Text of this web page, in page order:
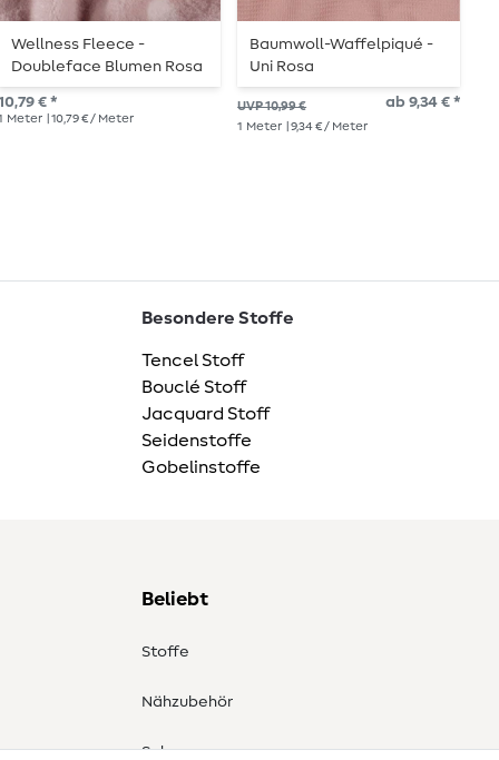
Wellness Fleece -
Doubleface Blumen Rosa
€ *
Meter | 10,79 € / Meter
Baumwoll-Waffelpiqué -
Uni Rosa
UVP 10,99 € ab 9,34 € *
1 Meter | 9,34 € / Meter
Besondere Stoffe
Tencel Stoff
Bouclé Stoff
Jacquard Stoff
Seidenstoffe
Gobelinstoffe
Beliebt
Stoffe
Nähzubehör
Sale